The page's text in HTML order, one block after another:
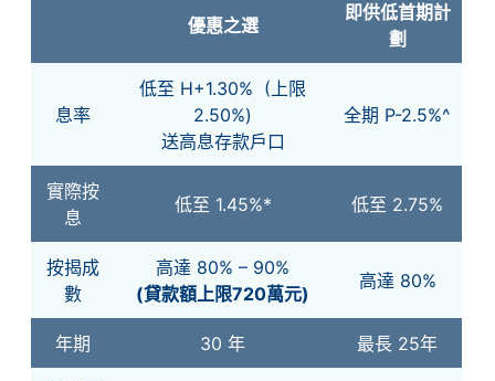
優惠之選
即供低首期計
劃
息率
低至 H+1.30% (上限
2.50%)
送高息存款戶口
全期 P-2.5%^
實際按
息
低至 1.45%* 低至 2.75%
按揭成
數
高達 80% – 90%
(貸款額上限720萬元)
高達 80%
年期 30 年 最長 25年